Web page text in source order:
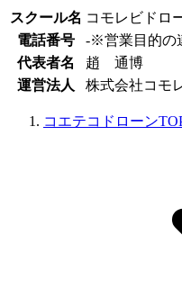
スクール名 コモレビドロ
電話番号
-※営業目的の
代表者名
趙 通博
運営法人
株式会社コモ
コエテコドローン